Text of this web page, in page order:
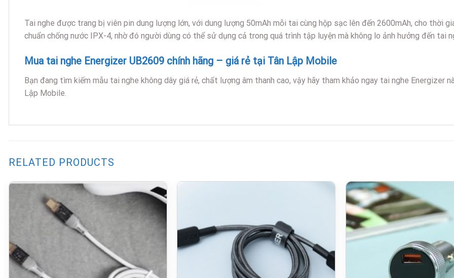
Tai nghe được trang bị viên pin dung lượng lớn, với dung lượng 50mAh mỗi tai cùng hộp sạc lên đến 2600mAh, cho thời
chuẩn chống nước IPX-4, nhờ đó người dùng có thể sử dụng cả trong quá trình tập luyện mà không lo ảnh hưởng đến tai
Mua tai nghe Energizer UB2609 chính hãng – giá rẻ tại Tân Lập Mobile
Bạn đang tìm kiếm mẫu tai nghe không dây giá rẻ, chất lượng âm thanh cao, vậy hãy tham khảo ngay tai nghe Energizer
Lập Mobile.
RELATED PRODUCTS